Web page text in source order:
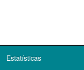
Estatísticas